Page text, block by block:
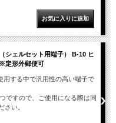
シェルセット用端子） B-10 ヒ
定形外郵便可
用する中で汎用性の高い端子で
ですので、ご使用になる際は同
さい。